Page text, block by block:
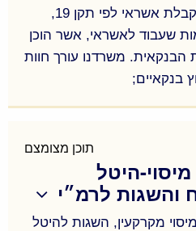
,חברת מליסרון, נכסי
קרקעות לתעשיה ומסחר של
חוות דעת לצורך שעבוד לקבלת אשראי לפי תקן 19,
שעבוד לאשראי, אשר הוכן
הבנקאית. משרדנו עורך חוות
בנקאיים;
הבנקאית. משרדנו עורך חוות
בנקאיים;
תוכן מצומצם
היטל
לרמ״י
מקרקעין, השגות להיטל